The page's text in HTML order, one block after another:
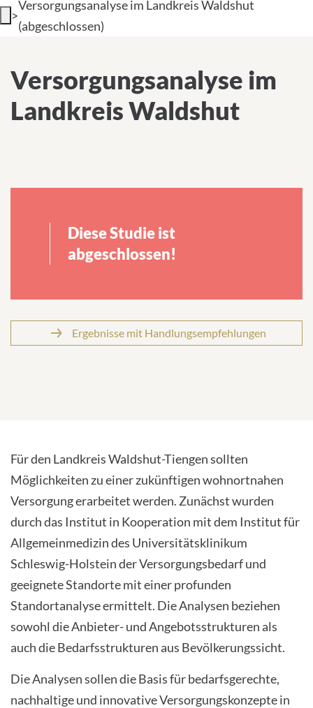
INTERNATIONALE PATIENTEN
LEICHTE SPRACHE
Datenschutz
>
Versorgungsanalyse im Landkreis Waldshut
(abgeschlossen)
Versorgungsanalyse im Landkreis
Waldshut (abgeschlossen)
Versorgungsanalyse im
Landkreis Waldshut
Diese Studie ist
abgeschlossen!
Ergebnisse mit Handlungsempfehlungen
Für den Landkreis Waldshut-Tiengen sollten
Möglichkeiten zu einer zukünftigen wohnortnahen
Versorgung erarbeitet werden. Zunächst wurden
durch das Institut in Kooperation mit dem Institut für
Allgemeinmedizin des Universitätsklinikum
Schleswig-Holstein der Versorgungsbedarf und
geeignete Standorte mit einer profunden
Standortanalyse ermittelt. Die Analysen beziehen
sowohl die Anbieter- und Angebotsstrukturen als
auch die Bedarfsstrukturen aus Bevölkerungssicht.
Die Analysen sollen die Basis für bedarfsgerechte,
nachhaltige und innovative Versorgungskonzepte in